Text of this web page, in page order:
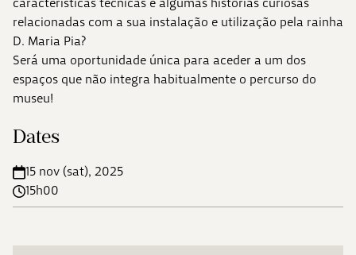
relacionadas com a sua instalação e utilização pela rainha
D. Maria Pia?
Será uma oportunidade única para aceder a um dos
espaços que não integra habitualmente o percurso do
museu!
Dates
15 nov (sat), 2025
15h00